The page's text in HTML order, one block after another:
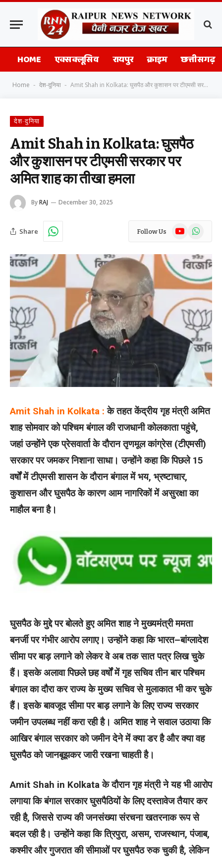
HOME एक्सक्लूसिव रायपुर क्राइम छत्तीसगढ़
Home - देश-दुनिया - Amit Shah in Kolkata: घुसपैठ और कुशासन पर टीएमसी सरकार पर अमित शाह का तीखा हमला
देश-दुनिया
Amit Shah in Kolkata: घुसपैठ
और कुशासन पर टीएमसी सरकार पर
अमित शाह का तीखा हमला
ByRAJ December 30, 2025
Share Follow Us YouTubeWhatsApp
Amit Shah in Kolkata : के तहत केंद्रीय गृह मंत्री अमित
शाह सोमवार को पश्चिम बंगाल की राजधानी कोलकाता पहुंचे,
जहां उन्होंने एक प्रेसवार्ता के दौरान तृणमूल कांग्रेस (टीएमसी)
सरकार पर जमकर निशाना साधा। उन्होंने कहा कि पिछले 15
वर्षों में टीएमसी शासन के दौरान बंगाल में भय, भ्रष्टाचार,
कुशासन और घुसपैठ के कारण आम नागरिकों में असुरक्षा का
माहौल बना है।
घुसपैठ के मुद्दे पर बोलते हुए अमित शाह ने मुख्यमंत्री ममता
बनर्जी पर गंभीर आरोप लगाए। उन्होंने कहा कि भारत–बांग्लादेश
सीमा पर बाड़ लगाने को लेकर वे अब तक सात पत्र लिख चुके
हैं। इसके अलावा पिछले छह वर्षों में गृह सचिव तीन बार पश्चिम
बंगाल का दौरा कर राज्य के मुख्य सचिव से मुलाकात भी कर चुके
हैं। इसके बावजूद सीमा पर बाड़ लगाने के लिए राज्य सरकार
जमीन उपलब्ध नहीं करा रही है। अमित शाह ने सवाल उठाया कि
आखिर बंगाल सरकार को जमीन देने में क्या डर है और क्या वह
घुसपैठ को जानबूझकर जारी रखना चाहती है।
Amit Shah in Kolkata के दौरान गृह मंत्री ने यह भी आरोप
लगाया कि बंगाल सरकार घुसपैठियों के लिए दस्तावेज तैयार कर
रही है, जिससे राज्य की जनसंख्या संरचना खतरनाक रूप से
बदल रही है। उन्होंने कहा कि त्रिपुरा, असम, राजस्थान, पंजाब,
कश्मीर और गुजरात की सीमाओं पर घुसपैठ रुक चुकी है, लेकिन